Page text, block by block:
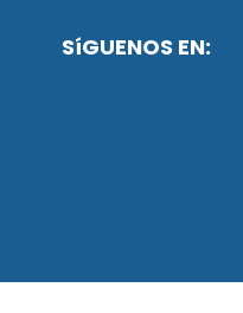
SíGUENOS EN: